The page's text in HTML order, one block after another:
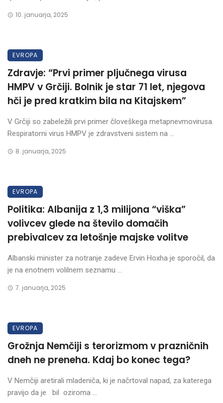
10. januarja, 2025
EVROPA
Zdravje: “Prvi primer pljučnega virusa
HMPV v Grčiji. Bolnik je star 71 let, njegova
hči je pred kratkim bila na Kitajskem”
V Grčiji so zabeležili prvi primer človeškega metapnevmovirusa.
Respiratorni virus HMPV je zdravstveni sistem na ...
8. januarja, 2025
EVROPA
Politika: Albanija z 1,3 milijona “viška”
volivcev glede na število domačih
prebivalcev za letošnje majske volitve
Albanski minister za notranje zadeve Ervin Hoxha je sporočil, da
je na enotnem volilnem seznamu ...
7. januarja, 2025
EVROPA
Grožnja Nemčiji s terorizmom v prazničnih
dneh ne preneha. Kdaj bo konec tega?
V Nemčiji aretirali mladeniča, ki je načrtoval napad, za katerega
pravijo da je bil oziroma ...